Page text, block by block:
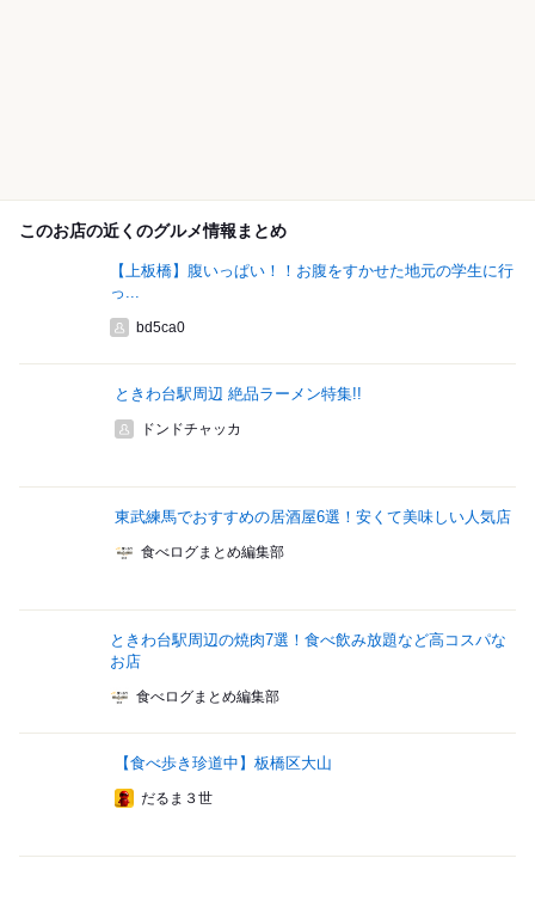
このお店の近くのグルメ情報まとめ
【上板橋】腹いっぱい！！お腹をすかせた地元の学生に行
っ...
bd5ca0
ときわ台駅周辺 絶品ラーメン特集!!
ドンドチャッカ
東武練馬でおすすめの居酒屋6選！安くて美味しい人気店
食べログまとめ編集部
ときわ台駅周辺の焼肉7選！食べ飲み放題など高コスパな
お店
食べログまとめ編集部
【食べ歩き珍道中】板橋区大山
だるま３世